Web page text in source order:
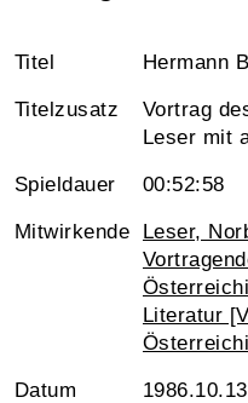
Titel Hermann
Titelzusatz
Vortrag
Leser mit
Spieldauer 00:52:58
Mitwirkende
Leser,
Literatur
Datum